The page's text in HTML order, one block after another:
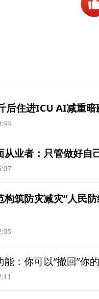
后住进ICU AI减重
从业者：只管做好自
构筑防灾减灾“人民
：你可以“撤回”你